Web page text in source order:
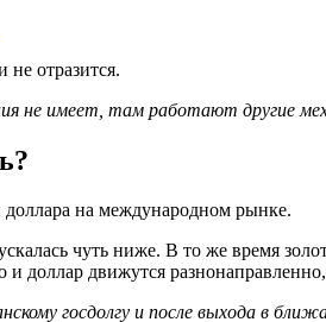
не отразится.
не имеет, там работают другие
доллара на международном рынке.
чуть ниже. В то же время
доллар движутся
госдолгу и после выхода в